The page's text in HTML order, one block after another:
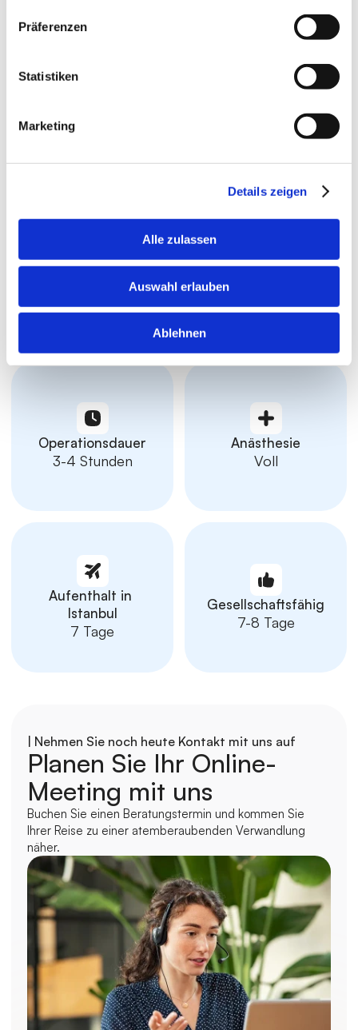
Präferenzen
Statistiken
Marketing
Details zeigen
Alle zulassen
Auswahl erlauben
Ablehnen
Geschlossene Nasen-OP
Operationsdauer
3-4 Stunden
Anästhesie
Voll
Aufenthalt in
Istanbul
7 Tage
Gesellschaftsfähig
7-8 Tage
| Nehmen Sie noch heute Kontakt mit uns auf
Planen Sie Ihr Online-
Meeting mit uns
Buchen Sie einen Beratungstermin und kommen Sie
Ihrer Reise zu einer atemberaubenden Verwandlung
näher.